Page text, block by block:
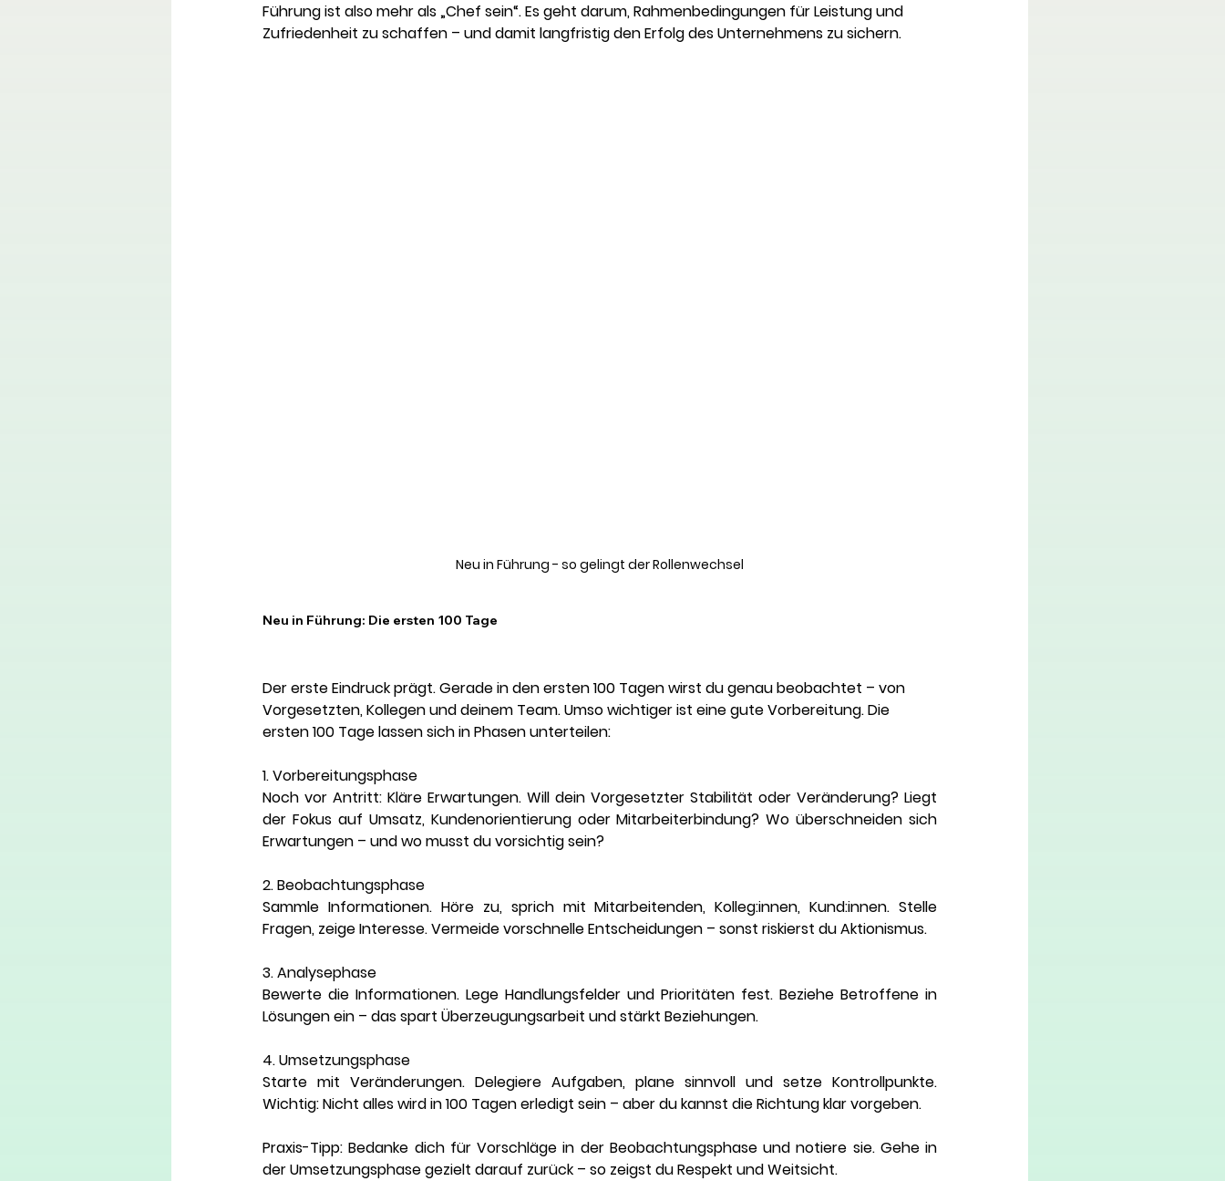
Führung ist also mehr als „Chef sein“. Es geht darum, Rahmenbedingungen für Leistung und
Zufriedenheit zu schaffen – und damit langfristig den Erfolg des Unternehmens zu sichern.
Neu in Führung - so gelingt der Rollenwechsel
Neu in Führung: Die ersten 100 Tage
Der erste Eindruck prägt. Gerade in den ersten 100 Tagen wirst du genau beobachtet – von
Vorgesetzten, Kollegen und deinem Team. Umso wichtiger ist eine gute Vorbereitung. Die
ersten 100 Tage lassen sich in Phasen unterteilen:
1. Vorbereitungsphase
Noch vor Antritt: Kläre Erwartungen. Will dein Vorgesetzter Stabilität oder Veränderung? Liegt
der Fokus auf Umsatz, Kundenorientierung oder Mitarbeiterbindung? Wo überschneiden sich
Erwartungen – und wo musst du vorsichtig sein?
2. Beobachtungsphase
Sammle Informationen. Höre zu, sprich mit Mitarbeitenden, Kolleg:innen, Kund:innen. Stelle
Fragen, zeige Interesse. Vermeide vorschnelle Entscheidungen – sonst riskierst du Aktionismus.
3. Analysephase
Bewerte die Informationen. Lege Handlungsfelder und Prioritäten fest. Beziehe Betroffene in
Lösungen ein – das spart Überzeugungsarbeit und stärkt Beziehungen.
4. Umsetzungsphase
Starte mit Veränderungen. Delegiere Aufgaben, plane sinnvoll und setze Kontrollpunkte.
Wichtig: Nicht alles wird in 100 Tagen erledigt sein – aber du kannst die Richtung klar vorgeben.
Praxis-Tipp: Bedanke dich für Vorschläge in der Beobachtungsphase und notiere sie. Gehe in
der Umsetzungsphase gezielt darauf zurück – so zeigst du Respekt und Weitsicht.